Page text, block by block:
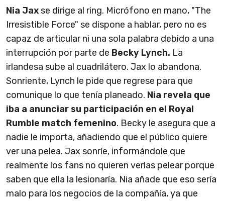
Nia Jaxse dirige al ring. Micrófono en mano, "The
Irresistible Force" se dispone a hablar, pero no es
capaz de articular ni una sola palabra debido a una
interrupción por parte de Becky Lynch. La
irlandesa sube al cuadrilátero. Jax lo abandona.
Sonriente, Lynch le pide que regrese para que
comunique lo que tenía planeado. Nia revela que
iba a anunciar su participación en el Royal
Rumble match femenino. Becky le asegura que a
nadie le importa, añadiendo que el público quiere
ver una pelea. Jax sonríe, informándole que
realmente los fans no quieren verlas pelear porque
saben que ella la lesionaría. Nia añade que eso sería
malo para los negocios de la compañía, ya que